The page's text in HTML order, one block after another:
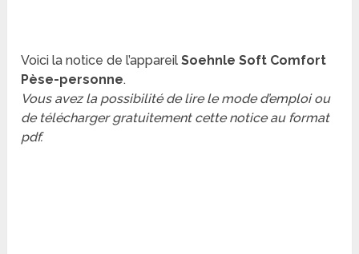
Voici la notice de l’appareilSoehnle Soft Comfort
Pèse-personne.
Vous avez la possibilité de lire le mode d’emploi ou
de télécharger gratuitement cette notice au format
pdf.